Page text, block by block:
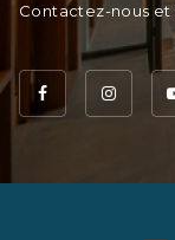
Contactez-nous et